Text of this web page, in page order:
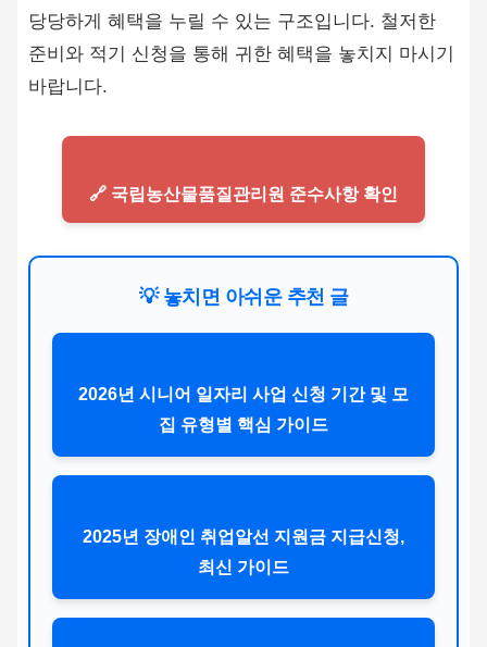
당당하게 혜택을 누릴 수 있는 구조입니다. 철저한
준비와 적기 신청을 통해 귀한 혜택을 놓치지 마시기
바랍니다.
🔗 국립농산물품질관리원 준수사항 확인
💡 놓치면 아쉬운 추천 글
2026년 시니어 일자리 사업 신청 기간 및 모
집 유형별 핵심 가이드
2025년 장애인 취업알선 지원금 지급신청,
최신 가이드